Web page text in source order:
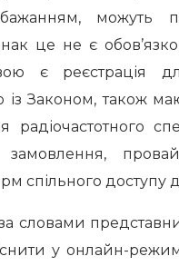
бажанням, можуть
це не є
є реєстрація
із Законом, також
спільного доступу
словами
у онлайн-